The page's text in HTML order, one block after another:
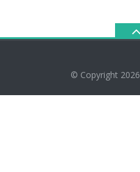
© Copyright 2026